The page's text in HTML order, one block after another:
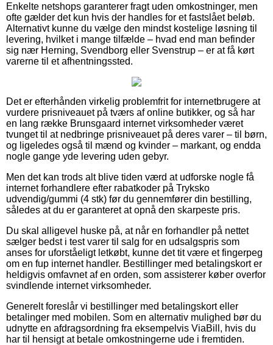
Enkelte netshops garanterer fragt uden omkostninger, men
ofte gælder det kun hvis der handles for et fastslået beløb.
Alternativt kunne du vælge den mindst kostelige løsning til
levering, hvilket i mange tilfælde – hvad end man befinder
sig nær Herning, Svendborg eller Svenstrup – er at få kørt
varerne til et afhentningssted.
Det er efterhånden virkelig problemfrit for internetbrugere at
vurdere prisniveauet på tværs af online butikker, og så har
en lang række Brunsgaard internet virksomheder været
tvunget til at nedbringe prisniveauet på deres varer – til børn,
og ligeledes også til mænd og kvinder – markant, og endda
nogle gange yde levering uden gebyr.
Men det kan trods alt blive tiden værd at udforske nogle få
internet forhandlere efter rabatkoder på Tryksko
udvendig/gummi (4 stk) før du gennemfører din bestilling,
således at du er garanteret at opnå den skarpeste pris.
Du skal alligevel huske på, at når en forhandler på nettet
sælger bedst i test varer til salg for en udsalgspris som
anses for uforståeligt letkøbt, kunne det tit være et fingerpeg
om en fup internet handler. Bestillinger med betalingskort er
heldigvis omfavnet af en orden, som assisterer køber overfor
svindlende internet virksomheder.
Generelt foreslår vi bestillinger med betalingskort eller
betalinger med mobilen. Som en alternativ mulighed bør du
udnytte en afdragsordning fra eksempelvis ViaBill, hvis du
har til hensigt at betale omkostningerne ude i fremtiden.